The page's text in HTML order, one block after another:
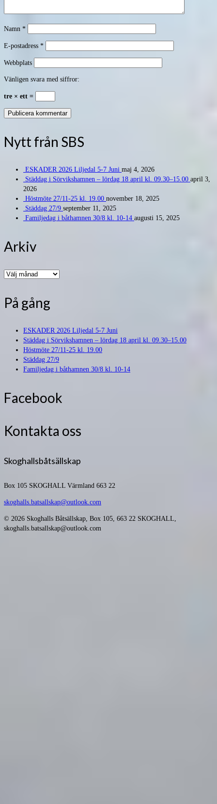
Namn *
E-postadress *
Webbplats
Vänligen svara med siffror:
tre × ett =
Nytt från SBS
ESKADER 2026 Liljedal 5-7 Juni maj 4, 2026
Städdag i Sörvikshamnen – lördag 18 april kl. 09.30–15.00 april 3,
2026
Höstmöte 27/11-25 kl. 19.00 november 18, 2025
Städdag 27/9 september 11, 2025
Familjedag i båthamnen 30/8 kl. 10-14 augusti 15, 2025
Arkiv
Arkiv
På gång
ESKADER 2026 Liljedal 5-7 Juni
Städdag i Sörvikshamnen – lördag 18 april kl. 09.30–15.00
Höstmöte 27/11-25 kl. 19.00
Städdag 27/9
Familjedag i båthamnen 30/8 kl. 10-14
Facebook
Kontakta oss
Skoghallsbåtsällskap
Box 105 SKOGHALL Värmland 663 22
skoghalls.batsallskap@outlook.com
© 2026 Skoghalls Båtsällskap, Box 105, 663 22 SKOGHALL,
skoghalls.batsallskap@outlook.com